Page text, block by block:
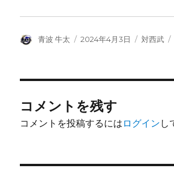
投
青波 牛太
投
2024年4月3日
カ
対西武
コメントを残す
コメントを投稿するには ログイン し